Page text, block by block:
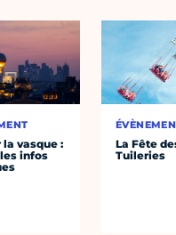
la vasque :
infos
La Fête
Tuileries